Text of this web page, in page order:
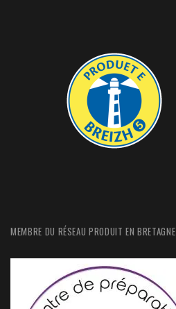
MEMBRE DU RÉSEAU PRODUIT EN BRETAGNE